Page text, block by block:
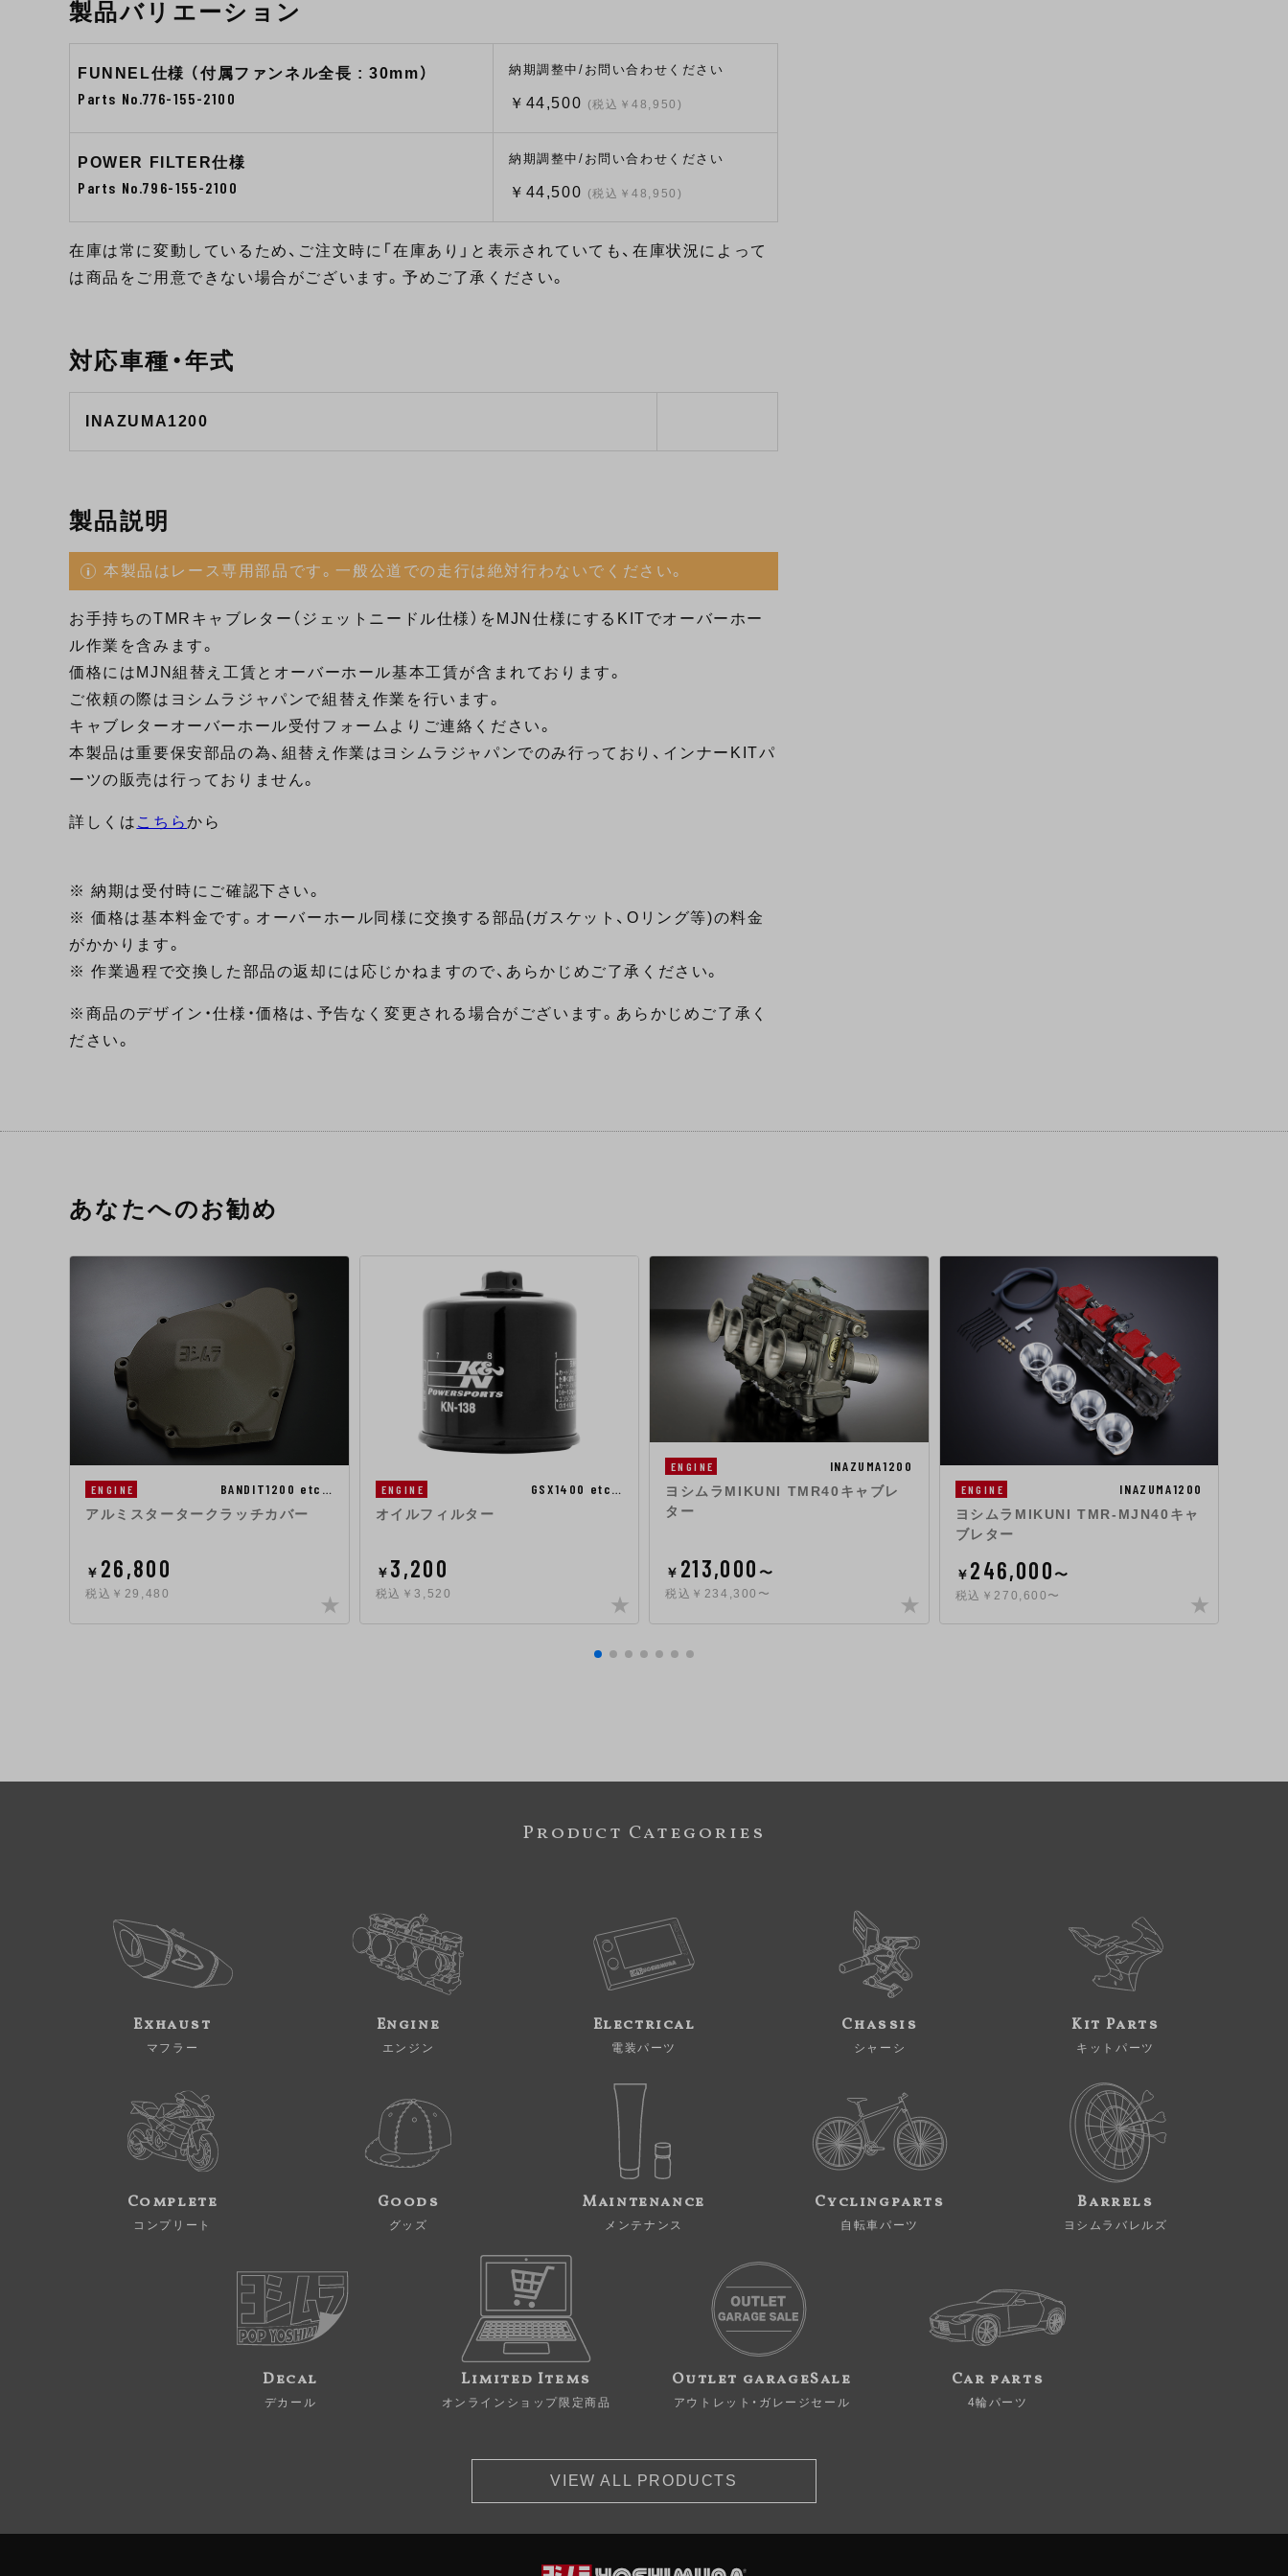
製品バリエーション
FUNNEL仕様 （付属ファンネル全長 : 30mm）
Parts No.776-155-2100
納期調整中/お問い合わせください
￥44,500 (税込￥48,950)
POWER FILTER仕様
Parts No.796-155-2100
納期調整中/お問い合わせください
￥44,500 (税込￥48,950)
在庫は常に変動しているため、ご注文時に「在庫あり」と表示されていても、在庫状況によって
は商品をご用意できない場合がございます。予めご了承ください。
対応車種・年式
INAZUMA1200
製品説明
本製品はレース専用部品です。一般公道での走行は絶対行わないでください。
お手持ちのTMRキャブレター（ジェットニードル仕様）をMJN仕様にするKITでオーバーホー
ル作業を含みます。
価格にはMJN組替え工賃とオーバーホール基本工賃が含まれております。
ご依頼の際はヨシムラジャパンで組替え作業を行います。
キャブレターオーバーホール受付フォームよりご連絡ください。
本製品は重要保安部品の為、組替え作業はヨシムラジャパンでのみ行っており、インナーKITパ
ーツの販売は行っておりません。
詳しくは こちらから
※ 納期は受付時にご確認下さい。
※ 価格は基本料金です。オーバーホール同様に交換する部品(ガスケット、Oリング等)の料金
がかかります。
※ 作業過程で交換した部品の返却には応じかねますので、あらかじめご了承ください。
※商品のデザイン・仕様・価格は、予告なく変更される場合がございます。あらかじめご了承く
ださい。
あなたへのお勧め
ENGINE BANDIT1200 etc…
アルミスタータークラッチカバー
￥ 26,800
税込￥29,480
ENGINE GSX1400 etc…
オイルフィルター
￥ 3,200
税込￥3,520
ENGINE INAZUMA1200
ヨシムラMIKUNI TMR40キャブレ
ター
￥ 213,000 〜
税込￥234,300〜
ENGINE INAZUMA1200
ヨシムラMIKUNI TMR-MJN40キャ
ブレター
￥ 246,000〜
税込￥270,600〜
Product Categories
Exhaust
マフラー
Engine
エンジン
Electrical
電装パーツ
Chassis
シャーシ
Kit Parts
キットパーツ
Complete
コンプリート
Goods
グッズ
Maintenance
メンテナンス
Cyclingparts
自転車パーツ
Barrels
ヨシムラバレルズ
Decal
デカール
Limited Items
オンラインショップ限定商品
Outlet garageSale
アウトレット・ガレージセール
Car parts
4輪パーツ
VIEW ALL PRODUCTS